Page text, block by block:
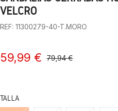
VELCRO
REF: 11300279-40-T.MORO
59,99 € 79,94 €
TALLA